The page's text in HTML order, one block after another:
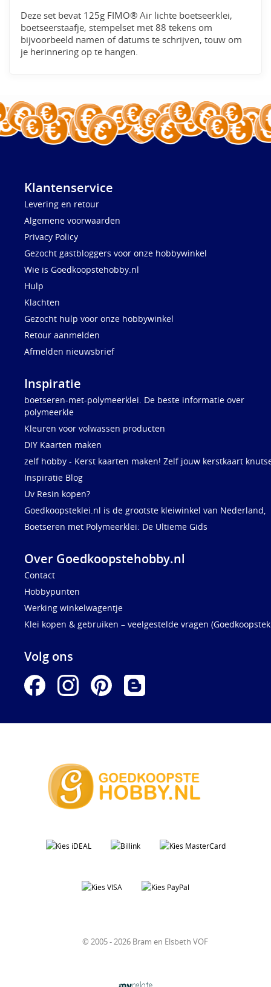
Deze set bevat 125g FIMO® Air lichte boetseerklei,
boetseerstaafje, stempelset met 88 tekens om
bijvoorbeeld namen of datums te schrijven, touw om
je herinnering op te hangen.
Klantenservice
Levering en retour
Algemene voorwaarden
Privacy Policy
Gezocht gastbloggers voor onze hobbywinkel
Wie is Goedkoopstehobby.nl
Hulp
Klachten
Gezocht hulp voor onze hobbywinkel
Retour aanmelden
Afmelden nieuwsbrief
Inspiratie
boetseren-met-polymeerklei. De beste informatie over
polymeerkle
Kleuren voor volwassen producten
DIY Kaarten maken
zelf hobby - Kerst kaarten maken! Zelf jouw kerstkaart
Inspiratie Blog
Uv Resin kopen?
Goedkoopsteklei.nl is de grootste kleiwinkel van Nederland,
Boetseren met Polymeerklei: De Ultieme Gids
Over Goedkoopstehobby.nl
Contact
Hobbypunten
Werking winkelwagentje
Klei kopen & gebruiken – veelgestelde vragen
Volg ons
© 2005 - 2026 Bram en Elsbeth VOF